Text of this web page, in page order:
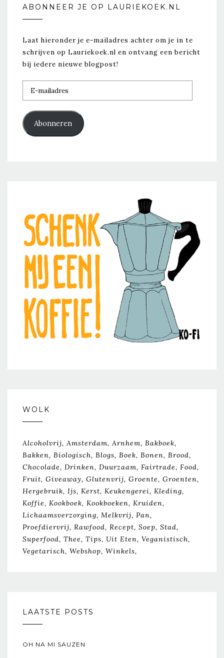
ABONNEER JE OP LAURIEKOEK.NL
Laat hieronder je e-mailadres achter om je in te
schrijven op Lauriekoek.nl en ontvang een bericht
bij iedere nieuwe blogpost!
mailadres
Abonneren
WOLK
Alcoholvrij Amsterdam Arnhem Bakboek
Bakken Biologisch Blogs Boek Bonen Brood
Chocolade
Drinken Duurzaam Fairtrade
Food
Fruit Giveaway Glutenvrij Groente
Groenten
Hergebruik Ijs Kerst Keukengerei Kleding
Koffie
Kookboek Kookboeken Kruiden
Lichaamsverzorging Melkvrij Pan
Proefdiervrij Rawfood Recept Soep Stad
Superfood Thee Tips Uit Eten Veganistisch
Vegetarisch Webshop Winkels
LAATSTE POSTS
OH NA MI SAUZEN